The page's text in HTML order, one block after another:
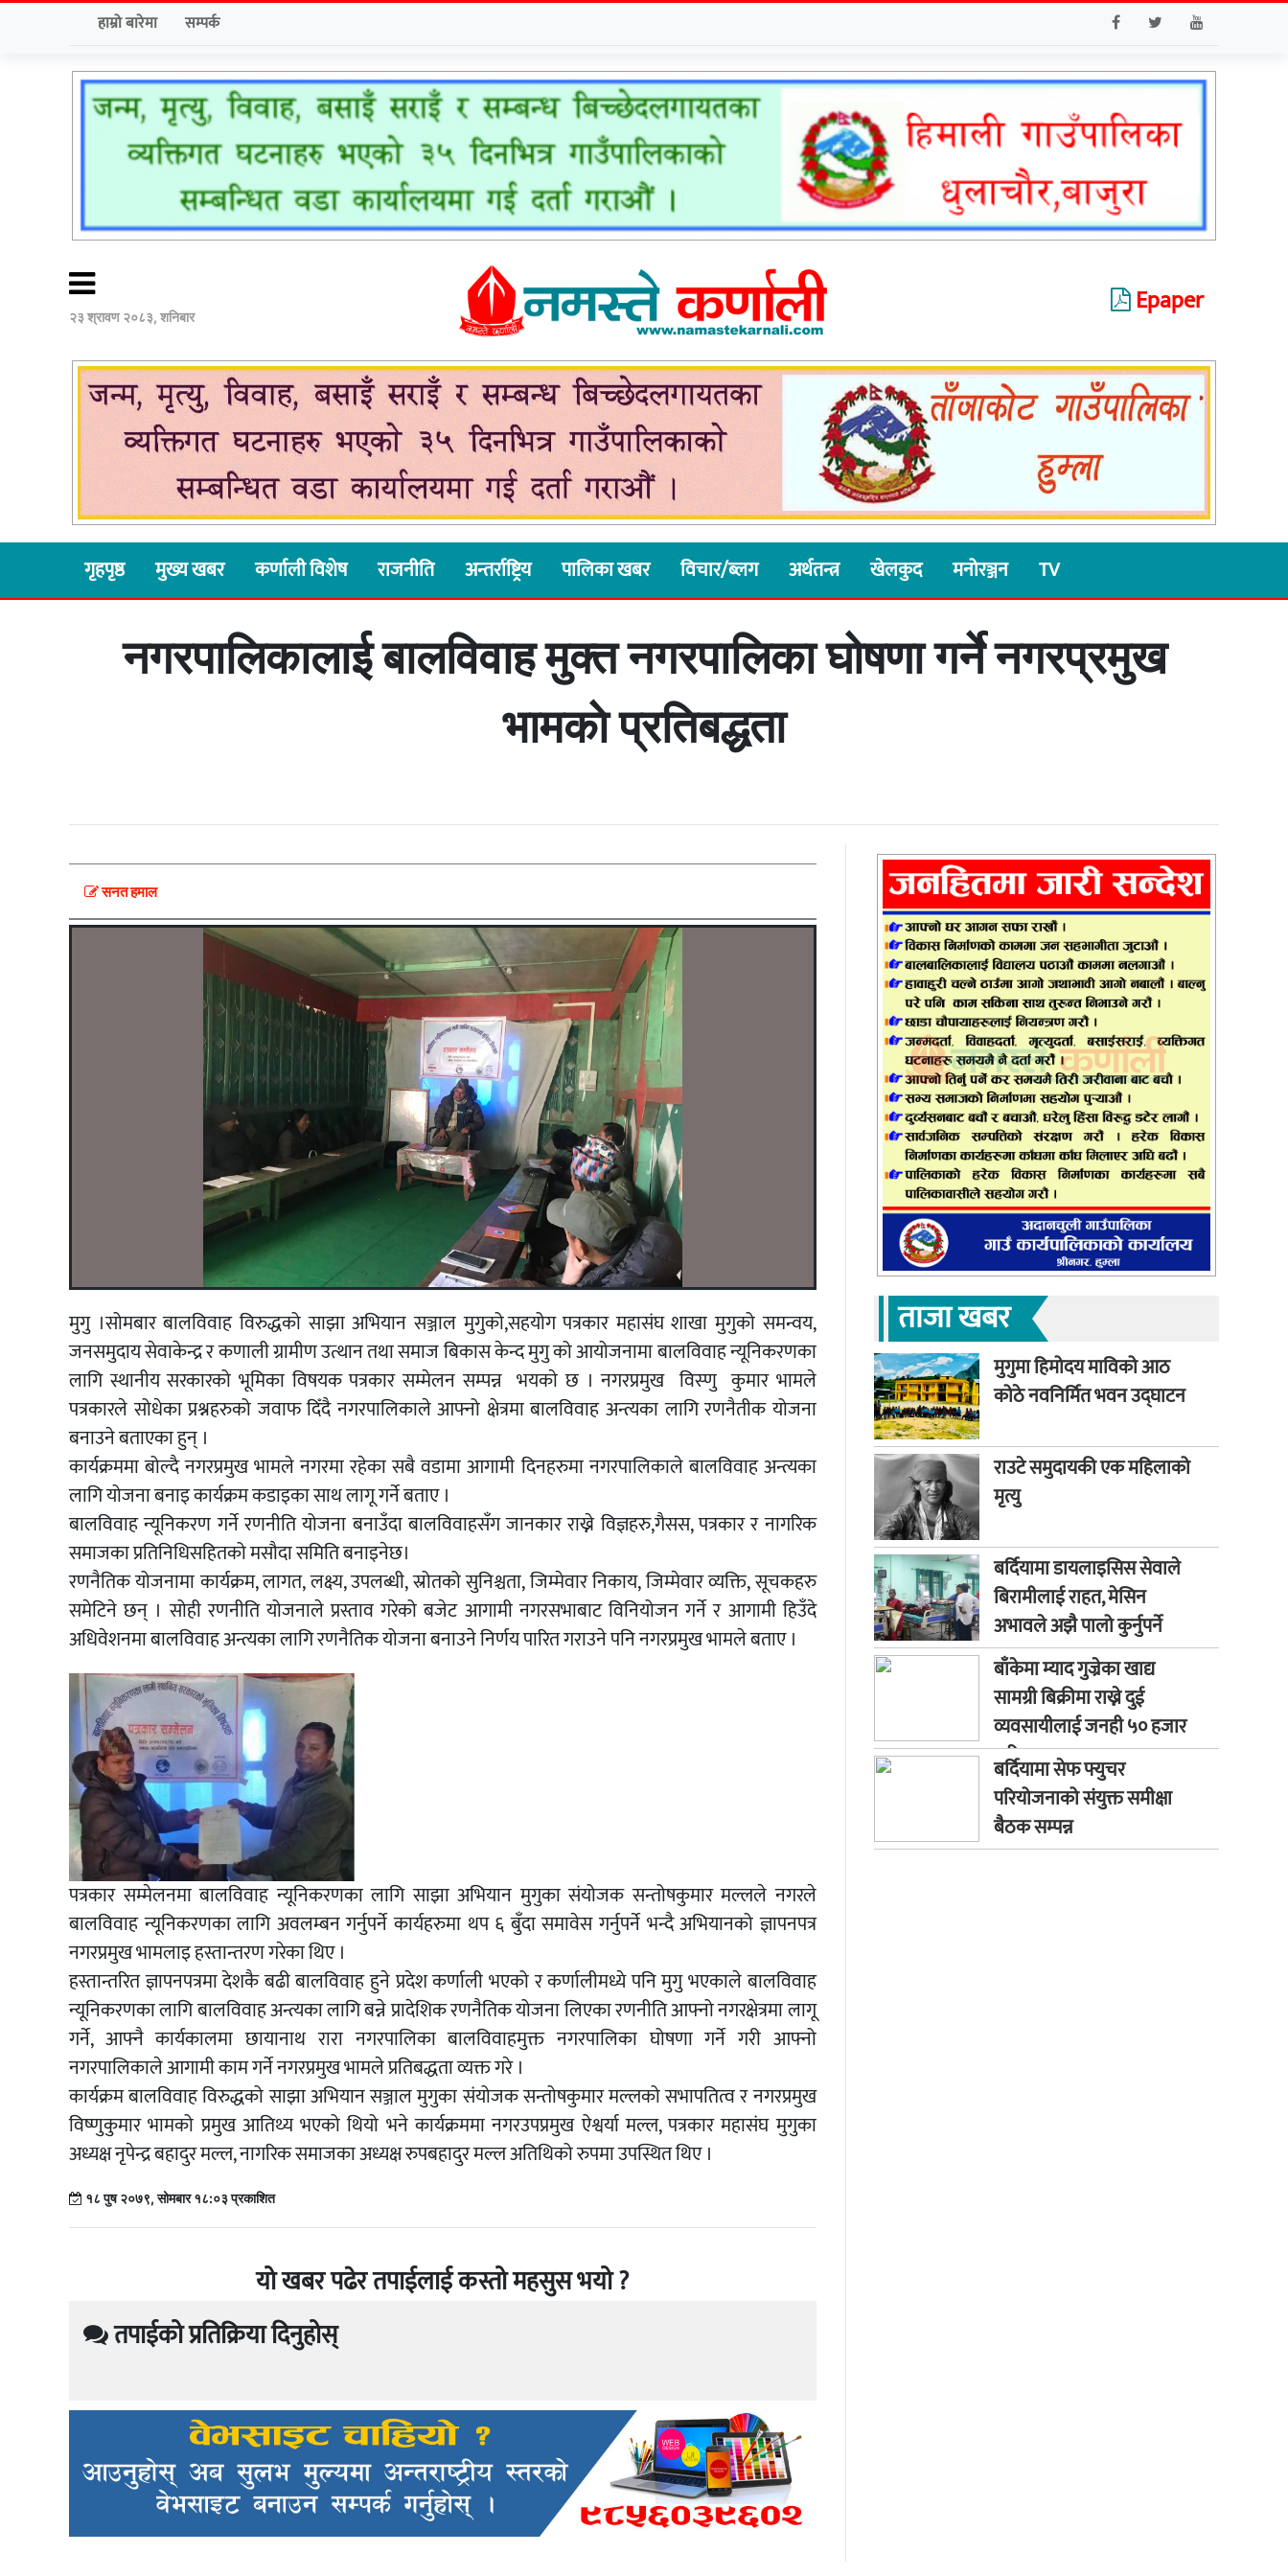
हाम्रो बारेमा सम्पर्क
२३ श्रावण २०८३, शनिबार Epaper
गृहपृष्ठ मुख्य खबर कर्णाली विशेष राजनीति अन्तर्राष्ट्रिय पालिका खबर विचार/ब्लग अर्थतन्त्र खेलकुद मनोरञ्जन TV
नगरपालिकालाई बालविवाह मुक्त नगरपालिका घोषणा गर्ने नगरप्रमुख
भामकाे प्रतिबद्धता
सनत हमाल
मुगु ।सोमबार बालविवाह विरुद्धको साझा अभियान सञ्जाल मुगुको,सहयोग पत्रकार महासंघ शाखा मुगुको समन्वय,
जनसमुदाय सेवाकेन्द्र र कणाली ग्रामीण उत्थान तथा समाज बिकास केन्द मुगु को आयोजनामा बालविवाह न्यूनिकरणका
लागि स्थानीय सरकारको भूमिका विषयक पत्रकार सम्मेलन सम्पन्न भयकाे छ । नगरप्रमुख विस्णु कुमार भामले
पत्रकारले सोधेका प्रश्नहरुको जवाफ दिँदै नगरपालिकाले आफ्नो क्षेत्रमा बालविवाह अन्त्यका लागि रणनैतीक योजना
बनाउने बताएका हुन् ।
कार्यक्रममा बोल्दै नगरप्रमुख भामले नगरमा रहेका सबै वडामा आगामी दिनहरुमा नगरपालिकाले बालविवाह अन्त्यका
लागि योजना बनाइ कार्यक्रम कडाइका साथ लागू गर्ने बताए ।
बालविवाह न्यूनिकरण गर्ने रणनीति योजना बनाउँदा बालविवाहसँग जानकार राख्ने विज्ञहरु,गैसस, पत्रकार र नागरिक
समाजका प्रतिनिधिसहितको मसौदा समिति बनाइनेछ।
रणनैतिक योजनामा कार्यक्रम, लागत, लक्ष्य, उपलब्धी, स्रोतको सुनिश्चता, जिम्मेवार निकाय, जिम्मेवार व्यक्ति, सूचकहरु
समेटिने छन् । सोही रणनीति योजनाले प्रस्ताव गरेको बजेट आगामी नगरसभाबाट विनियोजन गर्ने र आगामी हिउँदे
अधिवेशनमा बालविवाह अन्त्यका लागि रणनैतिक योजना बनाउने निर्णय पारित गराउने पनि नगरप्रमुख भामले बताए ।
पत्रकार सम्मेलनमा बालविवाह न्यूनिकरणका लागि साझा अभियान मुगुका संयोजक सन्तोषकुमार मल्लले नगरले
बालविवाह न्यूनिकरणका लागि अवलम्बन गर्नुपर्ने कार्यहरुमा थप ६ बुँदा समावेस गर्नुपर्ने भन्दै अभियानको ज्ञापनपत्र
नगरप्रमुख भामलाइ हस्तान्तरण गरेका थिए ।
हस्तान्तरित ज्ञापनपत्रमा देशकै बढी बालविवाह हुने प्रदेश कर्णाली भएको र कर्णालीमध्ये पनि मुगु भएकाले बालविवाह
न्यूनिकरणका लागि बालविवाह अन्त्यका लागि बन्ने प्रादेशिक रणनैतिक योजना लिएका रणनीति आफ्नो नगरक्षेत्रमा लागू
गर्ने, आफ्नै कार्यकालमा छायानाथ रारा नगरपालिका बालविवाहमुक्त नगरपालिका घोषणा गर्ने गरी आफ्नो
नगरपालिकाले आगामी काम गर्ने नगरप्रमुख भामले प्रतिबद्धता व्यक्त गरे ।
कार्यक्रम बालविवाह विरुद्धको साझा अभियान सञ्जाल मुगुका संयोजक सन्तोषकुमार मल्लको सभापतित्व र नगरप्रमुख
विष्णुकुमार भामको प्रमुख आतिथ्य भएको थियो भने कार्यक्रममा नगरउपप्रमुख ऐश्वर्या मल्ल, पत्रकार महासंघ मुगुका
अध्यक्ष नृपेन्द्र बहादुर मल्ल, नागरिक समाजका अध्यक्ष रुपबहादुर मल्ल अतिथिको रुपमा उपस्थित थिए ।
१८ पुष २०७९, सोमबार १८:०३ प्रकाशित
यो खबर पढेर तपाईलाई कस्तो महसुस भयो ?
तपाईको प्रतिक्रिया दिनुहोस्
ताजा खबर
मुगुमा हिमोदय माविको आठ
कोठे नवनिर्मित भवन उद्घाटन
राउटे समुदायकी एक महिलाको
मृत्यु
बर्दियामा डायलाइसिस सेवाले
बिरामीलाई राहत, मेसिन
अभावले अझै पालो कुर्नुपर्ने
बाध्यता
बाँकेमा म्याद गुज्रेका खाद्य
सामग्री बिक्रीमा राख्ने दुई
व्यवसायीलाई जनही ५० हजार
जरिवाना
बर्दियामा सेफ फ्युचर
परियोजनाको संयुक्त समीक्षा
बैठक सम्पन्न